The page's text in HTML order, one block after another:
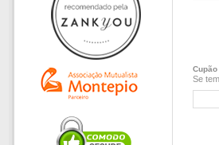
Cupão
Se